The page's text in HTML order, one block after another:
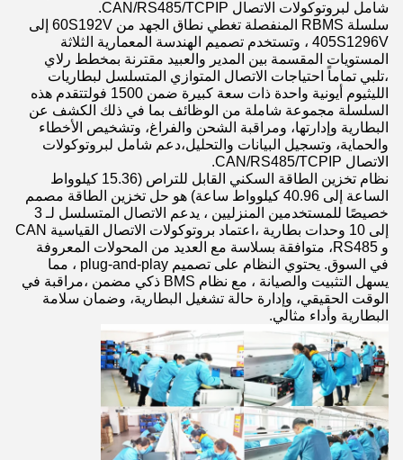
شامل لبروتوكولات الاتصال CAN/RS485/TCPIP.
سلسلة RBMS المنفصلة تغطي نطاق الجهد من 60S192V إلى
405S1296V ، وتستخدم تصميم الهندسة المعمارية الثلاثة
المستويات المقسمة بين المدير والعبيد مقترنة بمخطط رلاي
،تلبي تماماً احتياجات الاتصال المتوازي المتسلسل لبطاريات
الليثيوم أيونية واحدة ذات سعة كبيرة ضمن 1500 فولتتقدم هذه
السلسلة مجموعة شاملة من الوظائف بما في ذلك الكشف عن
البطارية وإدارتها، ومراقبة الشحن والفراغ، وتشخيص الأخطاء
والحماية، وتسجيل البيانات والتحليل،دعم شامل لبروتوكولات
الاتصال CAN/RS485/TCPIP.
نظام تخزين الطاقة السكني القابل للتراص (15.36 كيلوواط
الساعة إلى 40.96 كيلوواط ساعة) هو حل تخزين الطاقة مصمم
خصيصًا للمستخدمين المنزليين ، يدعم الاتصال المتسلسل لـ 3
إلى 10 وحدات بطارية ،اعتماد بروتوكولات الاتصال القياسية CAN
و RS485، متوافقة بسلاسة مع العديد من المحولات المعروفة
في السوق. يحتوي النظام على تصميم plug-and-play ، مما
يسهل التثبيت والصيانة ، مع نظام BMS ذكي مضمن ،مراقبة في
الوقت الحقيقي، وإدارة حالة تشغيل البطارية، وضمان سلامة
البطارية وأداء مثالي.